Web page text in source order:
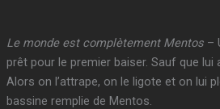
Le monde est complètement Mentos–
prêt pour le premier baiser. Sauf que lui
Alors on l’attrape, on le ligote et on lui
bassine remplie de Mentos.